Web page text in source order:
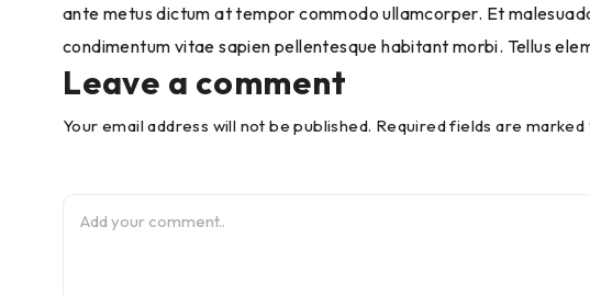
ante metus dictum at tempor commodo ullamcorper. Et
condimentum vitae sapien pellentesque habitant morbi. Tellus
Leave a comment
Your email address will not be published. Required fields are marked